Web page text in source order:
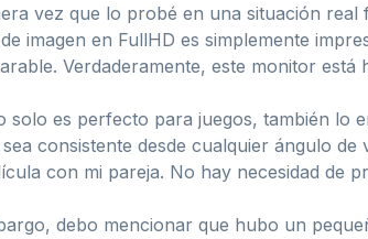
vez que lo probé en una situación real
imagen en FullHD es simplemente
Verdaderamente, este monitor está
solo es perfecto para juegos, también lo
consistente desde cualquier ángulo
con mi pareja. No hay necesidad de
debo mencionar que hubo un